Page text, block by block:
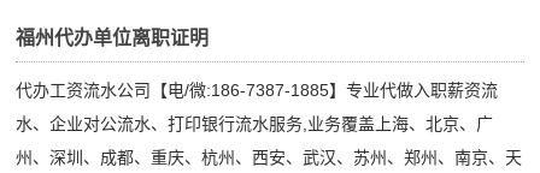
福州代办单位离职证明
代办工资流水公司【电/微:186-7387-1885】专业代做入职薪资流
水、企业对公流水、打印银行流水服务,业务覆盖上海、北京、广
州、深圳、成都、重庆、杭州、西安、武汉、苏州、郑州、南京、天